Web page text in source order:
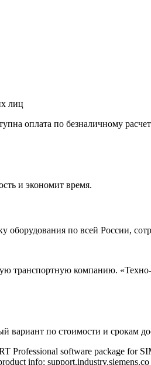
лиц
оплата по безналичному
и экономит время.
оборудования по всей России,
транспортную компанию.
вариант по стоимости и срокам
Professional software package for
info: support.industry.siemens.co